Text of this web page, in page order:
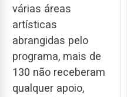
várias áreas
artísticas
abrangidas pelo
programa, mais de
130 não receberam
qualquer apoio,